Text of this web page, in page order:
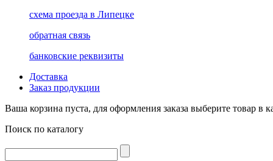
схема проезда в Липецке
обратная связь
банковские реквизиты
Доставка
Заказ продукции
Ваша корзина пуста, для оформления заказа выберите товар в
Поиск по каталогу